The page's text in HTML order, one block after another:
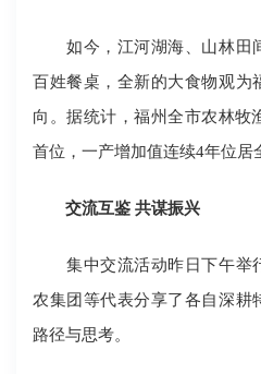
如今，江河湖海、山林田
百姓餐桌，全新的大食物观为
向。据统计，福州全市农林牧
首位，一产增加值连续4年位居
交流互鉴 共谋振兴
集中交流活动昨日下午举
农集团等代表分享了各自深耕
路径与思考。